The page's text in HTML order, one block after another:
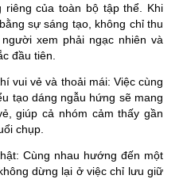
của toàn bộ tập thể. Khi
sự sáng tạo, không chỉ thu
xem phải ngạc nhiên và
đầu tiên.
vui vẻ và thoải mái: Việc cùng
tạo dáng ngẫu hứng sẽ mang
giúp cả nhóm cảm thấy gần
chụp.
Cùng nhau hướng đến một
dừng lại ở việc chỉ lưu giữ